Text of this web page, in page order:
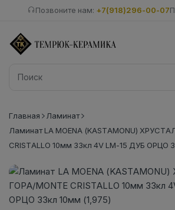
Позвоните нам: +7(918)296-00-07
Главная
Ламинат
Ламинат LA MOENA (KASTAMONU)
CRISTALLO 10мм 33кл 4V LM-15 ДУБ ОРЦО